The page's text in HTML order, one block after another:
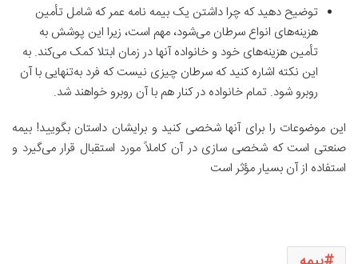
توضیح دهید که چرا داشتن یک بیمه نامه عمر که شامل تأمین
هزینه‌های انواع سرطان می‌شود، مهم است، زیرا این پوشش به
تأمین هزینه‌های خود و خانواده آنها در زمان ابتلا کمک می‌کند. به
این نکته اشاره کنید که سرطان چیزی نیست که فرد به‌تنهایی با آن
روبرو شود. تمام خانواده در کنار هم با آن روبرو خواهند شد.
این موضوعات را برای آنها شخصی کنید و برایشان داستان بگویید! بیمه
صنعتی است که شخصی سازی در آن کاملاً مورد استقبال قرار می‌گیرد و
استفاده از آن بسیار مؤثر است